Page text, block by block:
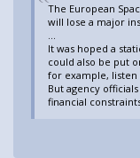
The European
will lose a major
It was hoped a
could also be put
for example, listen
But agency
financial